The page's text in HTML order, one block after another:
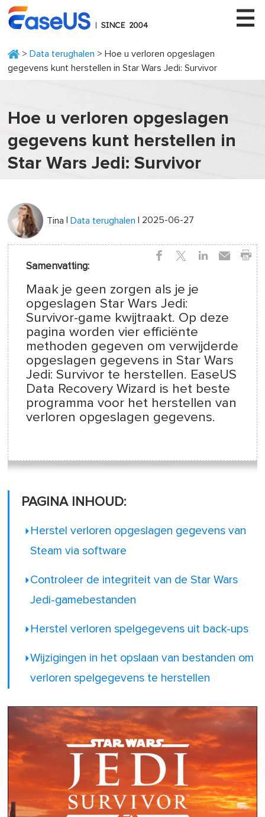
> Data terughalen > Hoe u verloren opgeslagen
gegevens kunt herstellen in Star Wars Jedi: Survivor
Hoe u verloren opgeslagen
gegevens kunt herstellen in
Star Wars Jedi: Survivor
Tina |Data terughalen | 2025-06-27
Samenvatting:
Maak je geen zorgen als je je
opgeslagen Star Wars Jedi:
Survivor-game kwijtraakt. Op deze
pagina worden vier efficiënte
methoden gegeven om verwijderde
opgeslagen gegevens in Star Wars
Jedi: Survivor te herstellen. EaseUS
Data Recovery Wizard is het beste
programma voor het herstellen van
verloren opgeslagen gegevens.
PAGINA INHOUD:
Herstel verloren opgeslagen gegevens van
Steam via software
Controleer de integriteit van de Star Wars
Jedi-gamebestanden
Herstel verloren spelgegevens uit back-ups
Wijzigingen in het opslaan van bestanden om
verloren spelgegevens te herstellen